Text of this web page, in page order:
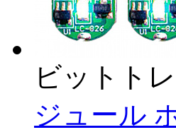
ビットト
ジュール